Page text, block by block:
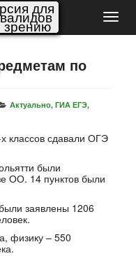
для
зрению
по
Актуально, ГИА ЕГЭ,
классов сдавали ОГЭ
были
ОО. 14 пунктов были
заявлены 1206
физику – 550